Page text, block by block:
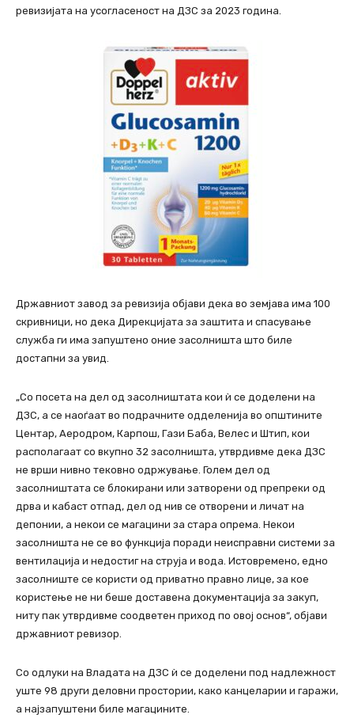
ревизијата на усогласеност на ДЗС за 2023 година.
Државниот завод за ревизија објави дека во земјава има 100
скривници, но дека Дирекцијата за заштита и спасување
служба ги има запуштено оние засолништа што биле
достапни за увид.
„Со посета на дел од засолништата кои ѝ се доделени на
ДЗС, а се наоѓаат во подрачните одделенија во општините
Центар, Аеродром, Карпош, Гази Баба, Велес и Штип, кои
располагаат со вкупно 32 засолништа, утврдивме дека ДЗС
не врши нивно тековно одржување. Голем дел од
засолништата се блокирани или затворени од препреки од
дрва и кабаст отпад, дел од нив се отворени и личат на
депонии, а некои се магацини за стара опрема. Некои
засолништа не се во функција поради неисправни системи за
вентилација и недостиг на струја и вода. Истовремено, едно
засолниште се користи од приватно правно лице, за кое
користење не ни беше доставена документација за закуп,
ниту пак утврдивме соодветен приход по овој основ“, објави
државниот ревизор.
Со одлуки на Владата на ДЗС ѝ се доделени под надлежност
уште 98 други деловни простории, како канцеларии и гаражи,
а најзапуштени биле магацините.